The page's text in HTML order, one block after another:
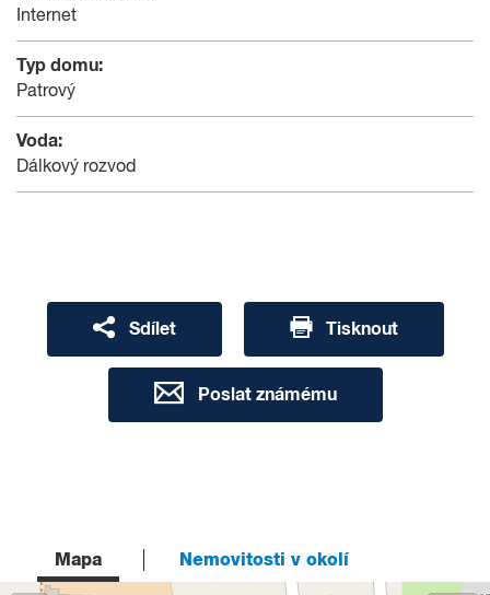
Internet
Typ domu:
Patrový
Voda:
Dálkový rozvod
Sdílet Tisknout
Poslat známému
Mapa Nemovitosti v okolí